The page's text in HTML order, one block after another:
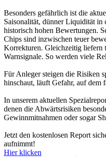
Besonders gefährlich ist die
Saisonalität, dünner Liquidität in
historisch hohen Bewertungen.
Chips sind inzwischen teuer
Korrekturen. Gleichzeitig liefern
Warnsignale. So werden viele
Für Anleger steigen die Risiken
hinschaut, läuft Gefahr, auf dem
In unserem aktuellen
denen die Abwärtsrisiken
Gewinnmitnahmen oder sogar
Jetzt den kostenlosen Report
aufnimmt!
Hier klicken